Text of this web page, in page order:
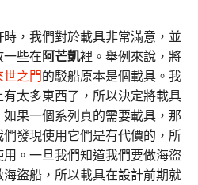
時，我們對於載具非常滿意，並
些在阿芒凱裡。舉例來說，將
世之門的駁船原本是個載具。我
有太多東西了，所以決定將載具
果一個系列真的需要載具，那
發現使用它們是有代價的，所
。一旦我們知道我們要做海盜
盜船，所以載具在設計前期就